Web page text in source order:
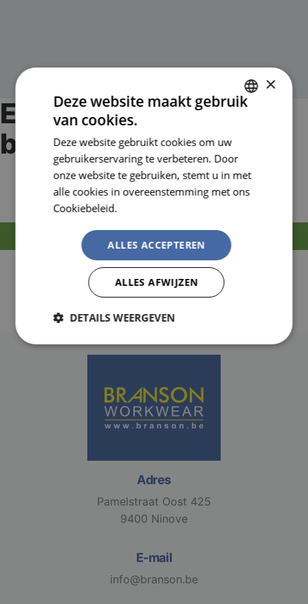
EVOGuard
bosbouwvizier M3
JSPADA310-080-000
5038428256346
MELD JE AAN OM TE BESTELLEN
Adres
Pamelstraat Oost 425
9400 Ninove
E-mail
info@branson.be
×
Deze website maakt gebruik
van cookies.
Deze website gebruikt cookies om uw
gebruikerservaring te verbeteren. Door
onze website te gebruiken, stemt u in met
alle cookies in overeenstemming met ons
Cookiebeleid.
ALLES ACCEPTEREN
ALLES AFWIJZEN
DETAILS WEERGEVEN
Strikt
noodzakelijk
Prestatie Targeting
Functioneel
Niet-
geclassificeerd
Strikt noodzakelijk Prestatie
Strikt noodzakelijke cookies maken de
kernfunctionaliteiten van de website mogelijk, zoals
gebruikersaanmelding en accountbeheer. De